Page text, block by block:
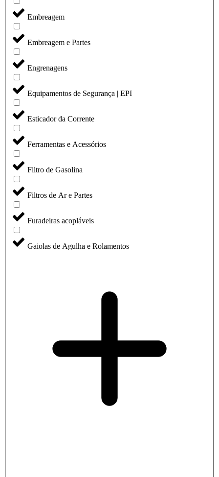
Embreagem
Embreagem e Partes
Engrenagens
Equipamentos de Segurança | EPI
Esticador da Corrente
Ferramentas e Acessórios
Filtro de Gasolina
Filtros de Ar e Partes
Furadeiras acopláveis
Gaiolas de Agulha e Rolamentos